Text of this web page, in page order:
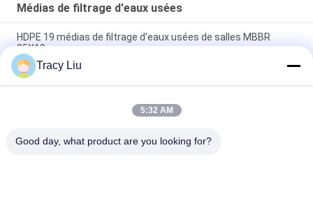
Médias de filtrage d'eaux usées
HDPE 19 médias de filtrage d'eaux usées de salles MBBR
25X10mm
1000 médias M2/M3 en plastique pour de traitement des eaux
résiduaires l'équipement FLB
Moulage par extrusion blanc de médias de filtrage d'eaux
Tracy Liu
5:32 AM
Good day, what product are you looking for?